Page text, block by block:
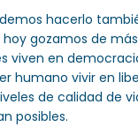
hacerlo
hoy gozamos de
viven en
humano vivir en
de calidad de
posibles.